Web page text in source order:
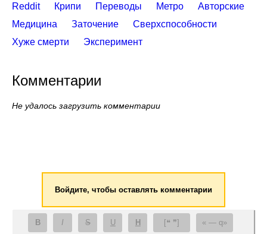
Reddit Крипи Переводы Метро
Авторские
Медицина
Заточение
Сверхспособности
Хуже смерти
Эксперимент
Комментарии
Не удалось загрузить комментарии
Войдите, чтобы оставлять комментарии
B I S U H [❝ ❞] — q